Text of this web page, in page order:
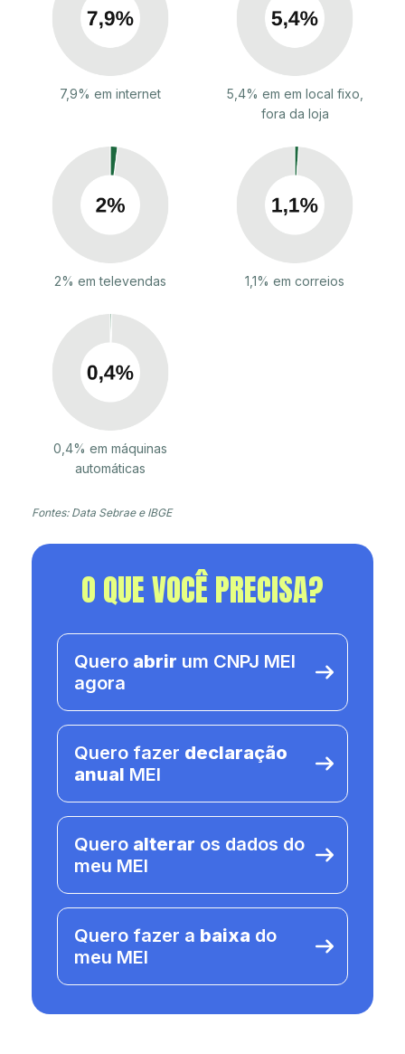
7,9% em internet
5,4% em em local fixo,
fora da loja
2% em televendas 1,1% em correios
0,4% em máquinas
automáticas
Fontes: Data Sebrae e IBGE
O QUE VOCÊ PRECISA?
Quero abrir um CNPJ MEI
agora
Quero fazer declaração
anual MEI
Quero alterar os dados do
meu MEI
Quero fazer a baixa do
meu MEI